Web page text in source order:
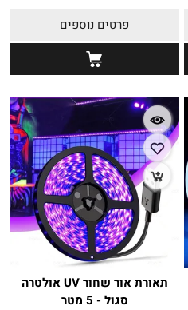
פרטים נוספים
תאורת אור שחור UV אולטרה
סגול - 5 מטר